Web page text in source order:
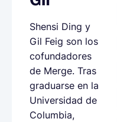
Shensi Ding y
Gil Feig son los
cofundadores
de Merge. Tras
graduarse en la
Universidad de
Columbia,